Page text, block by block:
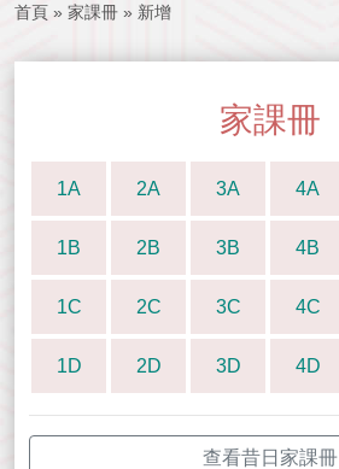
首頁 » 家課冊 » 新增
家課冊
1A 2A 3A 4A
1B 2B 3B 4B
1C 2C 3C 4C
1D 2D 3D 4D
查看昔日家課冊